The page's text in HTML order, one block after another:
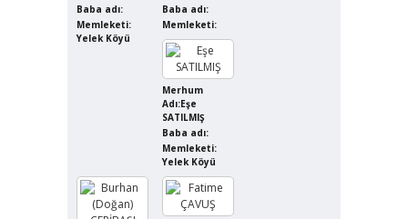
Baba adı:
Memleketi:
Yelek Köyü
Baba adı:
Memleketi:
Merhum
Adı:Eşe
SATILMIŞ
Baba adı:
Memleketi:
Yelek Köyü